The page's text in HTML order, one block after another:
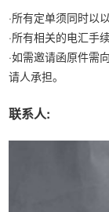
·所有定单须同时以
·所有相关的电汇手
·如需邀请函原件需
请人承担。
联系人: